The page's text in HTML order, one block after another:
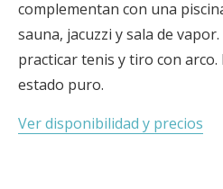
complementan con una
sauna, jacuzzi y sala de
practicar tenis y tiro con arco.
estado puro.
Ver disponibilidad y precios